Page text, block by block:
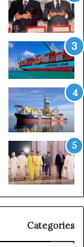
Categories